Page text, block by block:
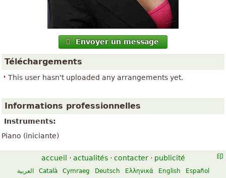
Envoyer un message
Téléchargements
This user hasn't uploaded any arrangements yet.
Informations professionnelles
Instruments:
Piano (iniciante)
accueil · actualités · contacter · publicité
العربية Català Cymraeg Deutsch Ελληνικά English Español